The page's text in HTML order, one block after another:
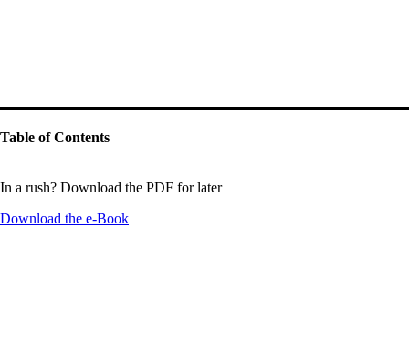
Table of Contents
In a rush? Download the PDF for later
Download the e-Book